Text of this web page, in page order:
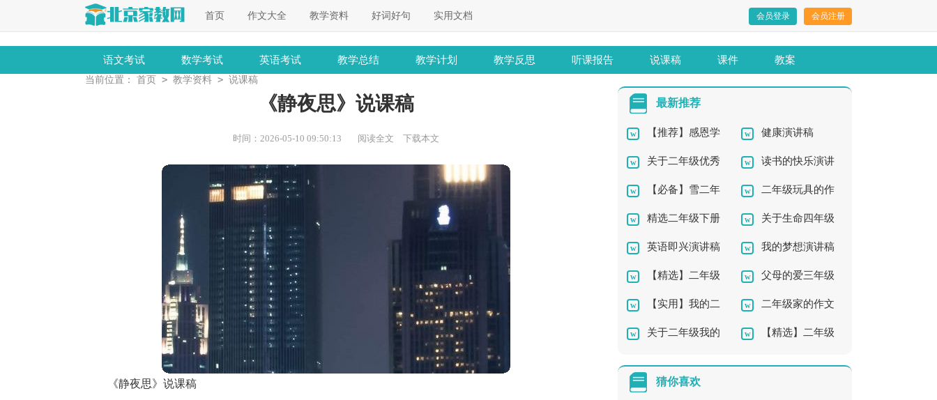
首页 作文大全 教学资料 好词好句 实用文档 会员登录 会员注册
语文考试 数学考试 英语考试 教学总结 教学计划 教学反思 听课报告 说课稿 课件 教案
当前位置： 首页 > 教学资料 > 说课稿
《静夜思》说课稿
时间：2026-05-10 09:50:13 阅读全文 下载本文
《静夜思》说课稿
最新推荐
【推荐】感恩学
生演讲稿合集七篇
健康演讲稿
关于二年级优秀
作文四篇
读书的快乐演讲
稿15篇
【必备】雪二年
级作文300字集合六篇
二年级玩具的作
文锦集10篇
精选二年级下册
作文锦集8篇
关于生命四年级
作文集锦9篇
英语即兴演讲稿 我的梦想演讲稿
(15篇)
【精选】二年级
钓鱼作文300字四篇
父母的爱三年级
作文
【实用】我的二
年级作文锦集七篇
二年级家的作文
锦集九篇
关于二年级我的 【精选】二年级
猜你喜欢